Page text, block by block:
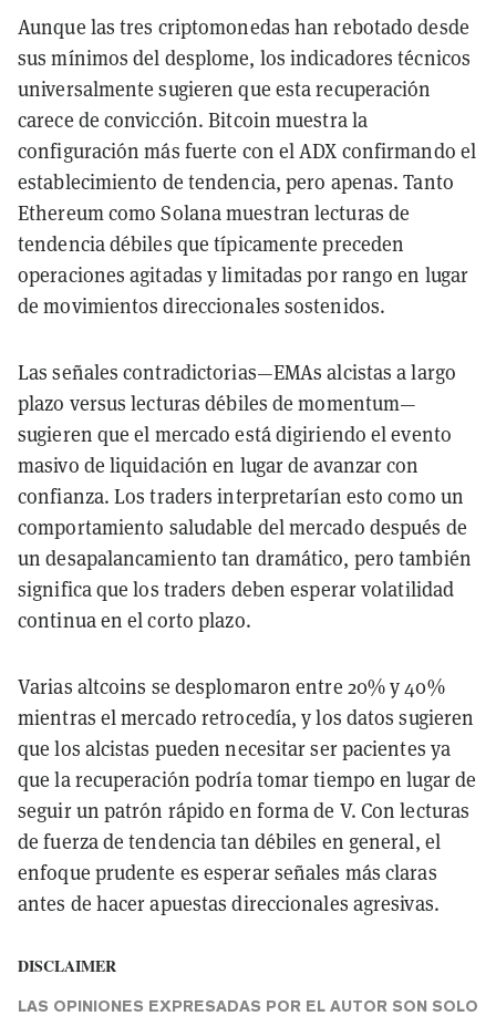
Aunque las tres criptomonedas han rebotado desde
sus mínimos del desplome, los indicadores técnicos
universalmente sugieren que esta recuperación
carece de convicción. Bitcoin muestra la
configuración más fuerte con el ADX confirmando el
establecimiento de tendencia, pero apenas. Tanto
Ethereum como Solana muestran lecturas de
tendencia débiles que típicamente preceden
operaciones agitadas y limitadas por rango en lugar
de movimientos direccionales sostenidos.
Las señales contradictorias—EMAs alcistas a largo
plazo versus lecturas débiles de momentum—
sugieren que el mercado está digiriendo el evento
masivo de liquidación en lugar de avanzar con
confianza. Los traders interpretarían esto como un
comportamiento saludable del mercado después de
un desapalancamiento tan dramático, pero también
significa que los traders deben esperar volatilidad
continua en el corto plazo.
Varias altcoins se desplomaron entre 20% y 40%
mientras el mercado retrocedía, y los datos sugieren
que los alcistas pueden necesitar ser pacientes ya
que la recuperación podría tomar tiempo en lugar de
seguir un patrón rápido en forma de V. Con lecturas
de fuerza de tendencia tan débiles en general, el
enfoque prudente es esperar señales más claras
antes de hacer apuestas direccionales agresivas.
DISCLAIMER
LAS OPINIONES EXPRESADAS POR EL AUTOR SON SOLO